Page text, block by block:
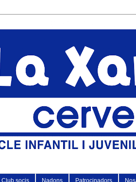
Club socis Nadons Patrocinadors